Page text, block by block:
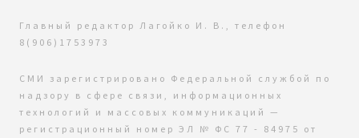
Главный редактор Лагойко И. В., телефон
8(906)1753973
СМИ зарегистрировано Федеральной службой по
надзору в сфере связи, информационных
технологий и массовых коммуникаций —
регистрационный номер ЭЛ № ФС 77 - 84975 от